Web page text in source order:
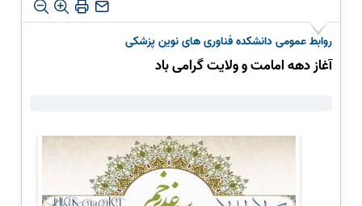
روابط عمومی دانشکده فناوری های نوین پزشکی
آغاز دهه امامت و ولایت گرامی باد